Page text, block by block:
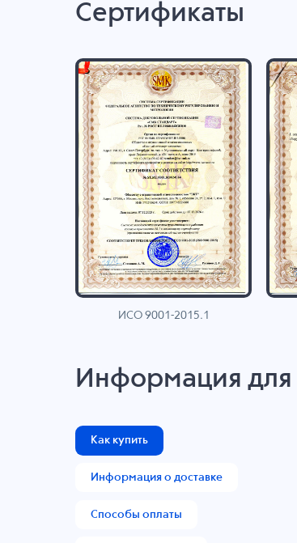
Сертификаты
ИСО 9001-2015.1
Информация для
Как купить
Информация о доставке
Способы оплаты